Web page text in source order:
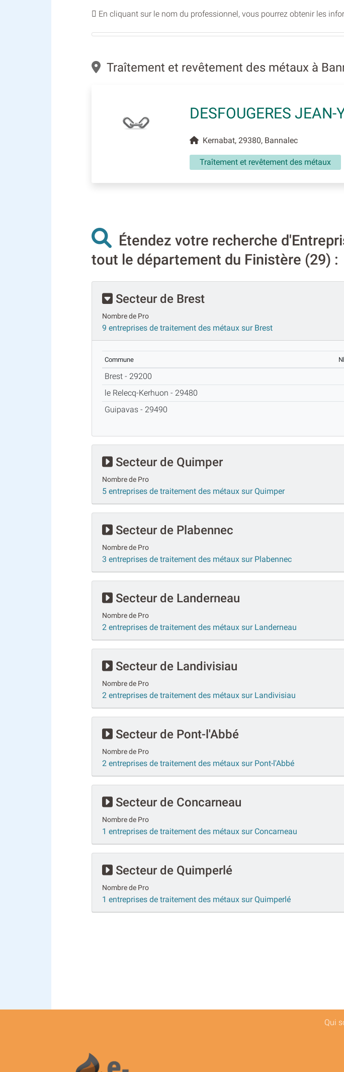
En cliquant sur le nom du professionnel, vous pourrez obtenir les
Traîtement et revêtement des métaux à
DESFOUGERES JEAN-
Kernabat, 29380, Bannalec
Traîtement et revêtement des métaux
Étendez votre recherche
tout le département du Finistère (29) :
Secteur de Brest
Nombre de Pro
9 entreprises de traitement des métaux sur Brest
Commune
Brest - 29200
le Relecq-Kerhuon - 29480
Guipavas - 29490
Secteur de Quimper
Nombre de Pro
5 entreprises de traitement des métaux sur Quimper
Secteur de Plabennec
Nombre de Pro
3 entreprises de traitement des métaux sur Plabennec
Secteur de Landerneau
Nombre de Pro
2 entreprises de traitement des métaux sur Landerneau
Secteur de Landivisiau
Nombre de Pro
2 entreprises de traitement des métaux sur Landivisiau
Secteur de Pont-l'Abbé
Nombre de Pro
2 entreprises de traitement des métaux sur Pont-l'Abbé
Secteur de Concarneau
Nombre de Pro
1 entreprises de traitement des métaux sur Concarneau
Secteur de Quimperlé
Nombre de Pro
1 entreprises de traitement des métaux sur Quimperlé
Qui